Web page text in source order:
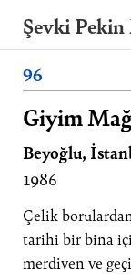
Şevki
mimarlık ofisini,
Ömer Pekin
Projeler
Hakkımızda
Yayınlar
İletişim
96
Giyim
Beyoğlu,
1986
Çelik
tarihi bir bina
merdiven ve